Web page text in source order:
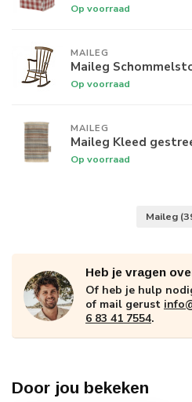
Op voorraad
MAILEG
Maileg
Op voorraad
MAILEG
Maileg Kleed
Op voorraad
Maileg
Heb je vragen
Of heb je hulp
of mail gerust
6 83 41 7554.
Door jou bekeken